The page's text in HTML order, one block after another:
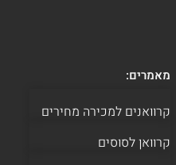
מאמרים:
קרוואנים למכירה מחירים
קרוואן לסוסים